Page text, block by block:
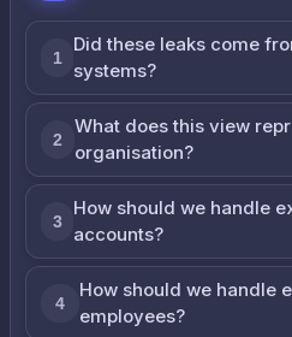
1
Did these leaks come
systems?
2
What does this view
organisation?
3
How should we handle
accounts?
4
How should we handle
employees?